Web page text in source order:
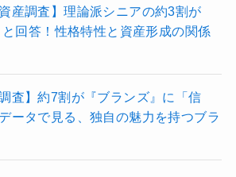
産調査】理論派シニアの約3割が
と回答！性格特性と資産形成の関係
査】約7割が『ブランズ』に「信
ータで見る、独自の魅力を持つブラ